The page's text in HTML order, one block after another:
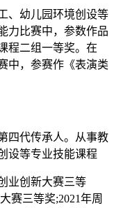
、幼儿园环境创设等
力比赛中，参数作品
程二组一等奖。在
中，参赛作《表演类
四代传承人。从事教
设等专业技能课程
业创新大赛三等
赛三等奖;2021年周